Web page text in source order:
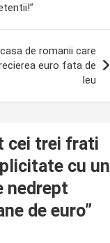
de romanii care
euro fata de
leu
cei trei frati
cu un
nedrept
de euro”